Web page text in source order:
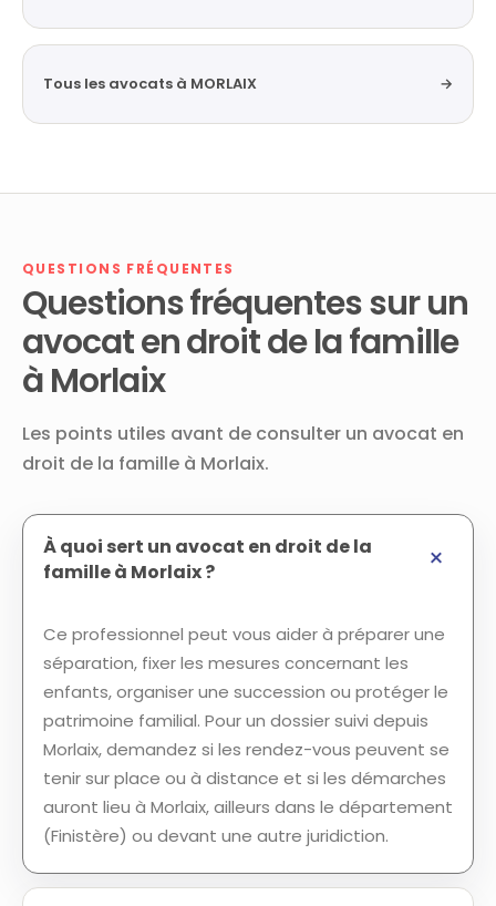
Tous les avocats à MORLAIX →
QUESTIONS FRÉQUENTES
Questions fréquentes sur un
avocat en droit de la famille
à Morlaix
Les points utiles avant de consulter un avocat en
droit de la famille à Morlaix.
À quoi sert un avocat en droit de la
famille à Morlaix ?
Ce professionnel peut vous aider à préparer une
séparation, fixer les mesures concernant les
enfants, organiser une succession ou protéger le
patrimoine familial. Pour un dossier suivi depuis
Morlaix, demandez si les rendez-vous peuvent se
tenir sur place ou à distance et si les démarches
auront lieu à Morlaix, ailleurs dans le département
(Finistère) ou devant une autre juridiction.